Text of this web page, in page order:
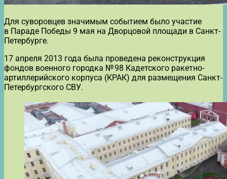
Для суворовцев значимым событием было участие
в Параде Победы 9 мая на Дворцовой площади в Санкт-
Петербурге.
17 апреля 2013 года была проведена реконструкция
фондов военного городка № 98 Кадетского ракетно-
артиллерийского корпуса (КРАК) для размещения Санкт-
Петербургского СВУ.